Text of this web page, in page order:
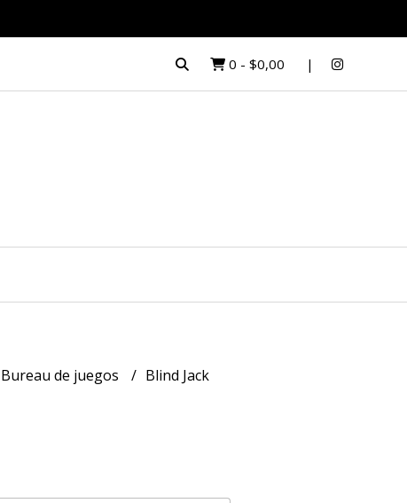
0 - $0,00
Bureau de juegos Blind Jack